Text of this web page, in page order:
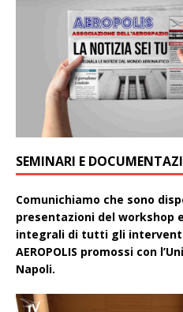
SEMINARI E
Comunichiamo che sono
presentazioni del workshop
integrali di tutti gli
AEROPOLIS promossi con
Napoli.